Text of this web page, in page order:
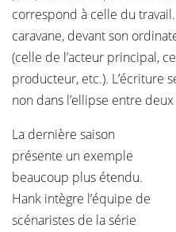
correspond à celle du
caravane, devant son
(celle de l’acteur principal,
producteur, etc.). L’écriture
non dans l’ellipse entre
La dernière saison
présente un exemple
beaucoup plus étendu.
Hank intègre l’équipe de
scénaristes de la série